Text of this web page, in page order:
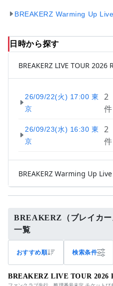
BREAKERZ Warming Up
日時から探す
BREAKERZ LIVE TOUR 2026
26/09/22(火) 17:00 東
京
2
件
26/09/23(水) 16:30 東
京
2
件
BREAKERZ Warming Up
BREAKERZ（ブレイカー
一覧
おすすめ順 検索条件
BREAKERZ LIVE TOUR 2026